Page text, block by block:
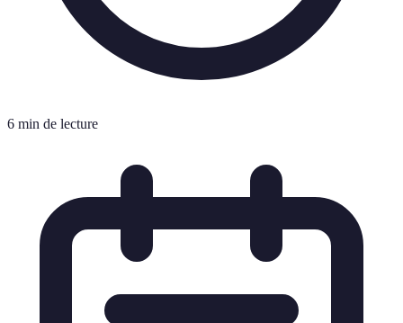
6 min de lecture